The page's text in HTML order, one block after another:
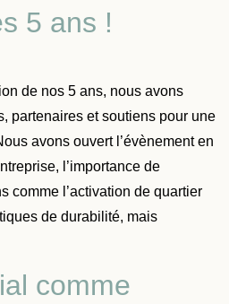
5 ans !
de nos 5 ans, nous avons
partenaires et soutiens pour une
avons ouvert l’évènement en
l’importance de
comme l’activation de quartier
de durabilité, mais
comme